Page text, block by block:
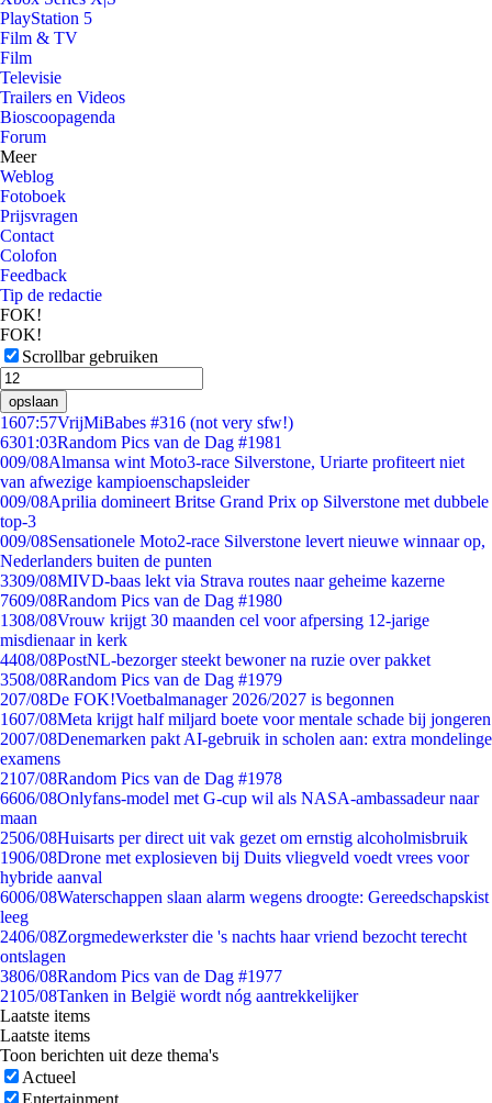
PlayStation 5
Film & TV
Film
Televisie
Trailers en Videos
Bioscoopagenda
Forum
Meer
Weblog
Fotoboek
Prijsvragen
Contact
Colofon
Feedback
Tip de redactie
FOK!
FOK!
Scrollbar gebruiken
opslaan
1607:57VrijMiBabes #316 (not very sfw!)
6301:03Random Pics van de Dag #1981
009/08Almansa wint Moto3-race Silverstone, Uriarte profiteert niet
van afwezige kampioenschapsleider
009/08Aprilia domineert Britse Grand Prix op Silverstone met dubbele
top-3
009/08Sensationele Moto2-race Silverstone levert nieuwe winnaar op,
Nederlanders buiten de punten
3309/08MIVD-baas lekt via Strava routes naar geheime kazerne
7609/08Random Pics van de Dag #1980
1308/08Vrouw krijgt 30 maanden cel voor afpersing 12-jarige
misdienaar in kerk
4408/08PostNL-bezorger steekt bewoner na ruzie over pakket
3508/08Random Pics van de Dag #1979
207/08De FOK!Voetbalmanager 2026/2027 is begonnen
1607/08Meta krijgt half miljard boete voor mentale schade bij jongeren
2007/08Denemarken pakt AI-gebruik in scholen aan: extra mondelinge
examens
2107/08Random Pics van de Dag #1978
6606/08Onlyfans-model met G-cup wil als NASA-ambassadeur naar
maan
2506/08Huisarts per direct uit vak gezet om ernstig alcoholmisbruik
1906/08Drone met explosieven bij Duits vliegveld voedt vrees voor
hybride aanval
6006/08Waterschappen slaan alarm wegens droogte: Gereedschapskist
leeg
2406/08Zorgmedewerkster die 's nachts haar vriend bezocht terecht
ontslagen
3806/08Random Pics van de Dag #1977
2105/08Tanken in België wordt nóg aantrekkelijker
Laatste items
Laatste items
Toon berichten uit deze thema's
Actueel
Entertainment